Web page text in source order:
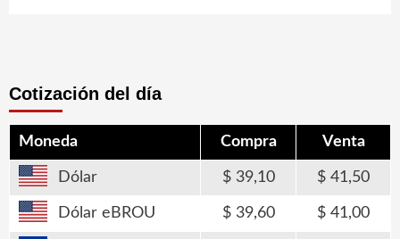
Cotización del día
Moneda Compra Venta
Dólar 39,10 41,50
Dólar eBROU 39,60 41,00